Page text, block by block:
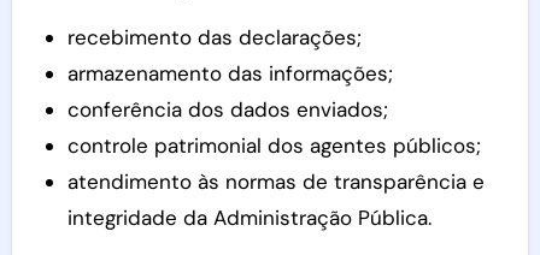
recebimento das declarações;
armazenamento das informações;
conferência dos dados enviados;
controle patrimonial dos agentes públicos;
atendimento às normas de transparência e
integridade da Administração Pública.